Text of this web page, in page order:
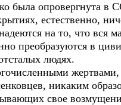
опровергнута в
естественно,
на то, что вся
преобразуются в
людях.
жертвами,
никаким
свое